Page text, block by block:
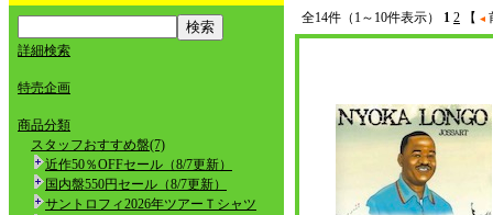
詳細検索
特売企画
商品分類
スタッフおすすめ盤(7)
近作50％OFFセール（8/7更新）
国内盤550円セール（8/7更新）
サントロフィ2026年ツアーＴシャツ
全14件（1～10件表示） 1 2 【